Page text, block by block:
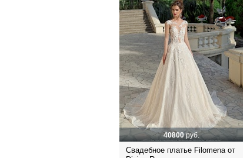
40800руб.
Свадебное платье Filomena от